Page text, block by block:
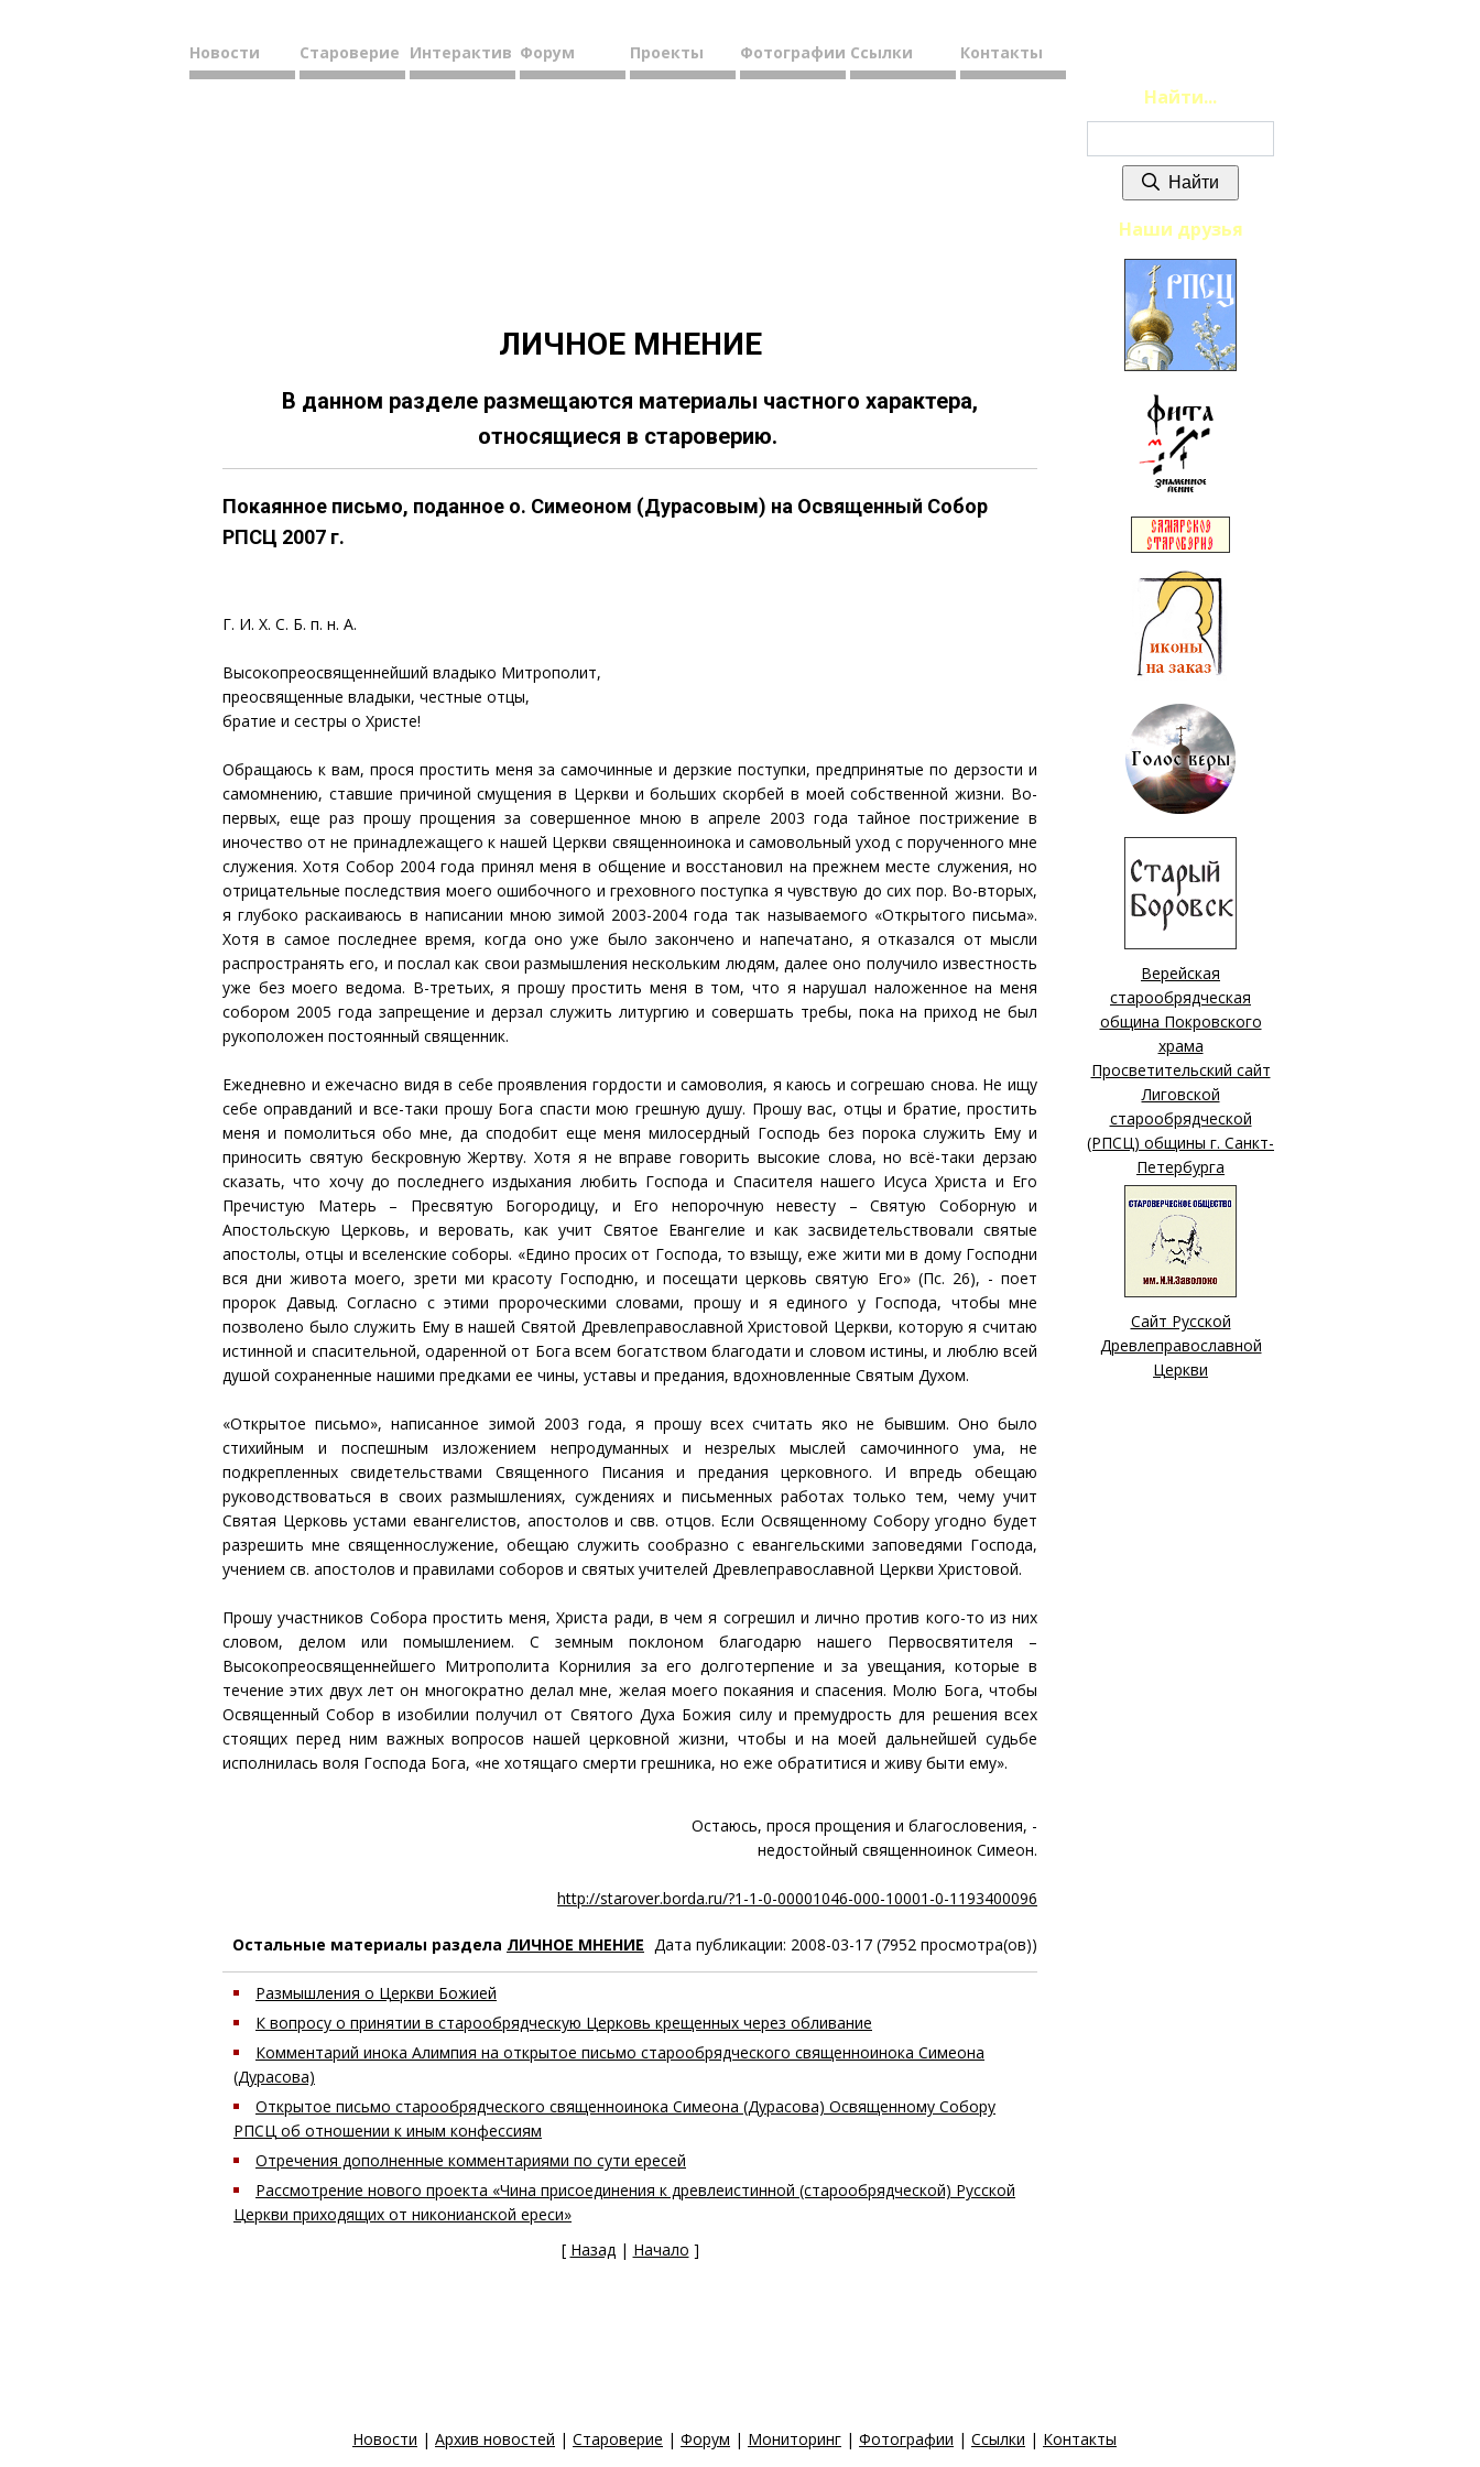
Новости Староверие Интерактив Форум Проекты Фотографии Ссылки Контакты
ЛИЧНОЕ МНЕНИЕ
В данном разделе размещаются материалы частного характера,
относящиеся в староверию.
Покаянное письмо, поданное о. Симеоном (Дурасовым) на Освященный Собор
РПСЦ 2007 г.
Г. И. Х. С. Б. п. н. А.
Высокопреосвященнейший владыко Митрополит,
преосвященные владыки, честные отцы,
братие и сестры о Христе!
Обращаюсь к вам, прося простить меня за самочинные и дерзкие поступки, предпринятые по дерзости и
самомнению, ставшие причиной смущения в Церкви и больших скорбей в моей собственной жизни. Во-
первых, еще раз прошу прощения за совершенное мною в апреле 2003 года тайное пострижение в
иночество от не принадлежащего к нашей Церкви священноинока и самовольный уход с порученного мне
служения. Хотя Собор 2004 года принял меня в общение и восстановил на прежнем месте служения, но
отрицательные последствия моего ошибочного и греховного поступка я чувствую до сих пор. Во-вторых,
я глубоко раскаиваюсь в написании мною зимой 2003-2004 года так называемого «Открытого письма».
Хотя в самое последнее время, когда оно уже было закончено и напечатано, я отказался от мысли
распространять его, и послал как свои размышления нескольким людям, далее оно получило известность
уже без моего ведома. В-третьих, я прошу простить меня в том, что я нарушал наложенное на меня
собором 2005 года запрещение и дерзал служить литургию и совершать требы, пока на приход не был
рукоположен постоянный священник.
Ежедневно и ежечасно видя в себе проявления гордости и самоволия, я каюсь и согрешаю снова. Не ищу
себе оправданий и все-таки прошу Бога спасти мою грешную душу. Прошу вас, отцы и братие, простить
меня и помолиться обо мне, да сподобит еще меня милосердный Господь без порока служить Ему и
приносить святую бескровную Жертву. Хотя я не вправе говорить высокие слова, но всё-таки дерзаю
сказать, что хочу до последнего издыхания любить Господа и Спасителя нашего Исуса Христа и Его
Пречистую Матерь – Пресвятую Богородицу, и Его непорочную невесту – Святую Соборную и
Апостольскую Церковь, и веровать, как учит Святое Евангелие и как засвидетельствовали святые
апостолы, отцы и вселенские соборы. «Едино просих от Господа, то взыщу, еже жити ми в дому Господни
вся дни живота моего, зрети ми красоту Господню, и посещати церковь святую Его» (Пс. 26), - поет
пророк Давыд. Согласно с этими пророческими словами, прошу и я единого у Господа, чтобы мне
позволено было служить Ему в нашей Святой Древлеправославной Христовой Церкви, которую я считаю
истинной и спасительной, одаренной от Бога всем богатством благодати и словом истины, и люблю всей
душой сохраненные нашими предками ее чины, уставы и предания, вдохновленные Святым Духом.
«Открытое письмо», написанное зимой 2003 года, я прошу всех считать яко не бывшим. Оно было
стихийным и поспешным изложением непродуманных и незрелых мыслей самочинного ума, не
подкрепленных свидетельствами Священного Писания и предания церковного. И впредь обещаю
руководствоваться в своих размышлениях, суждениях и письменных работах только тем, чему учит
Святая Церковь устами евангелистов, апостолов и свв. отцов. Если Освященному Собору угодно будет
разрешить мне священнослужение, обещаю служить сообразно с евангельскими заповедями Господа,
учением св. апостолов и правилами соборов и святых учителей Древлеправославной Церкви Христовой.
Прошу участников Собора простить меня, Христа ради, в чем я согрешил и лично против кого-то из них
словом, делом или помышлением. С земным поклоном благодарю нашего Первосвятителя –
Высокопреосвященнейшего Митрополита Корнилия за его долготерпение и за увещания, которые в
течение этих двух лет он многократно делал мне, желая моего покаяния и спасения. Молю Бога, чтобы
Освященный Собор в изобилии получил от Святого Духа Божия силу и премудрость для решения всех
стоящих перед ним важных вопросов нашей церковной жизни, чтобы и на моей дальнейшей судьбе
исполнилась воля Господа Бога, «не хотящаго смерти грешника, но еже обратитися и живу быти ему».
Остаюсь, прося прощения и благословения, -
недостойный священноинок Симеон.
http://starover.borda.ru/?1-1-0-00001046-000-10001-0-1193400096
Дата публикации: 2008-03-17 (7952 просмотра(ов))
Остальные материалы раздела ЛИЧНОЕ МНЕНИЕ
Размышления о Церкви Божией
К вопросу о принятии в старообрядческую Церковь крещенных через обливание
Комментарий инока Алимпия на открытое письмо старообрядческого священноинока Симеона
(Дурасова)
Открытое письмо старообрядческого священноинока Симеона (Дурасова) Освященному Собору
РПСЦ об отношении к иным конфессиям
Отречения дополненные комментариями по сути ересей
Рассмотрение нового проекта «Чина присоединения к древлеистинной (старообрядческой) Русской
Церкви приходящих от никонианской ереси»
[ Назад| Начало ]
Найти...
Найти
Наши друзья
Верейская
старообрядческая
община Покровского
храма
Просветительский сайт
Лиговской
старообрядческой
(РПСЦ) общины г. Санкт-
Петербурга
Сайт Русской
Древлеправославной
Церкви
Новости | Архив новостей | Староверие | Форум | Мониторинг | Фотографии | Ссылки | Контакты